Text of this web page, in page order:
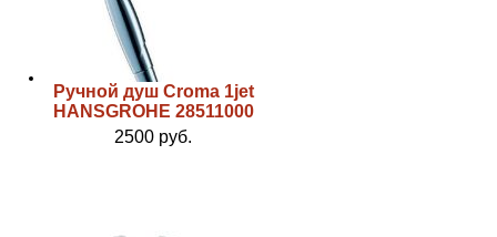
Ручной душ Croma 1jet
HANSGROHE 28511000
2500 руб.